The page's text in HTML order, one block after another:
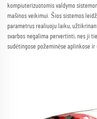
kompiuterizuotomis valdymo
mašinos veikimui. Šios sistemos
parametrus realiuoju laiku,
svarbos negalima pervertinti, nes ji
sudėtingose požeminėse aplinkose